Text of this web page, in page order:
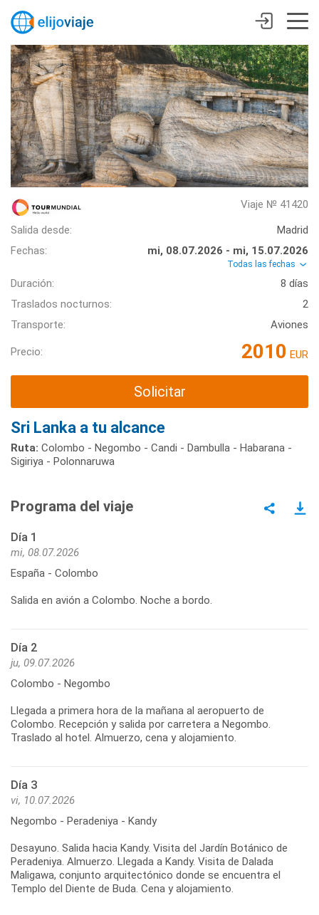
Viaje № 41420
Salida desde:
Madrid
Fechas:
mi, 08.07.2026 - mi, 15.07.2026
Todas las fechas
Duración:
8 días
Traslados nocturnos:
2
Transporte:
Aviones
Precio: 2010 EUR
Solicitar
Sri Lanka a tu alcance
Ruta: Colombo - Negombo - Candi - Dambulla - Habarana -
Sigiriya - Polonnaruwa
Programa del viaje
Día 1
mi, 08.07.2026
España - Colombo
Salida en avión a Colombo. Noche a bordo.
Día 2
ju, 09.07.2026
Colombo - Negombo
Llegada a primera hora de la mañana al aeropuerto de
Colombo. Recepción y salida por carretera a Negombo.
Día 3
vi, 10.07.2026
Negombo - Peradeniya - Kandy
Desayuno. Salida hacia Kandy. Visita del Jardín Botánico de
Peradeniya. Almuerzo. Llegada a Kandy. Visita de Dalada
Maligawa, conjunto arquitectónico donde se encuentra el